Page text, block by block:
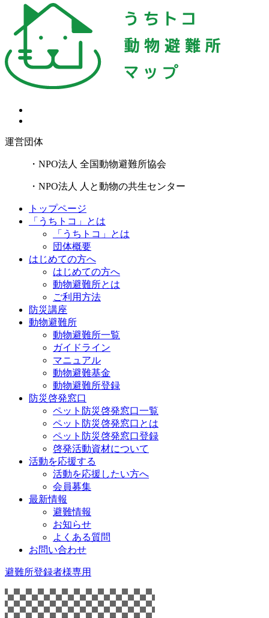
運営団体
・NPO法人 全国動物避難所協会
・NPO法人 人と動物の共生センター
トップページ
「うちトコ」とは
「うちトコ」とは
団体概要
はじめての方へ
はじめての方へ
動物避難所とは
ご利用方法
防災講座
動物避難所
動物避難所一覧
ガイドライン
マニュアル
動物避難基金
動物避難所登録
防災啓発窓口
ペット防災啓発窓口一覧
ペット防災啓発窓口とは
ペット防災啓発窓口登録
啓発活動資材について
活動を応援する
活動を応援したい方へ
会員募集
最新情報
避難情報
お知らせ
よくある質問
お問い合わせ
避難所登録者様専用